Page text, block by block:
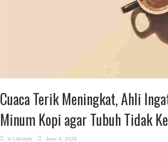
Cuaca Terik Meningkat, Ahli
Minum Kopi agar Tubuh Tidak
in Lifestyle June 6, 2026